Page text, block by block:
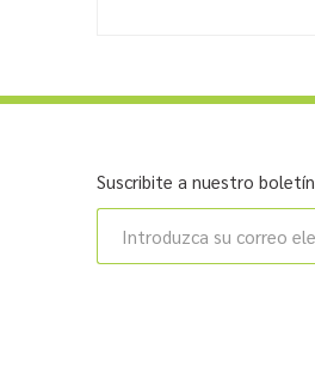
Suscribite a nuestro boletín